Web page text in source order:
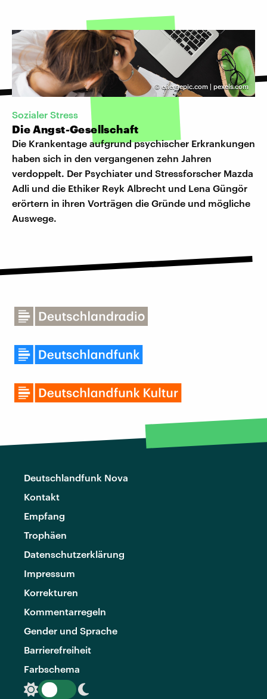
© energepic.com | pexels.com
Sozialer Stress
Die Angst-Gesellschaft
Die Krankentage aufgrund psychischer Erkrankungen
haben sich in den vergangenen zehn Jahren
verdoppelt. Der Psychiater und Stressforscher Mazda
Adli und die Ethiker Reyk Albrecht und Lena Güngör
erörtern in ihren Vorträgen die Gründe und mögliche
Auswege.
Deutschlandfunk Nova
Kontakt
Empfang
Trophäen
Datenschutzerklärung
Impressum
Korrekturen
Kommentarregeln
Gender und Sprache
Barrierefreiheit
Farbschema